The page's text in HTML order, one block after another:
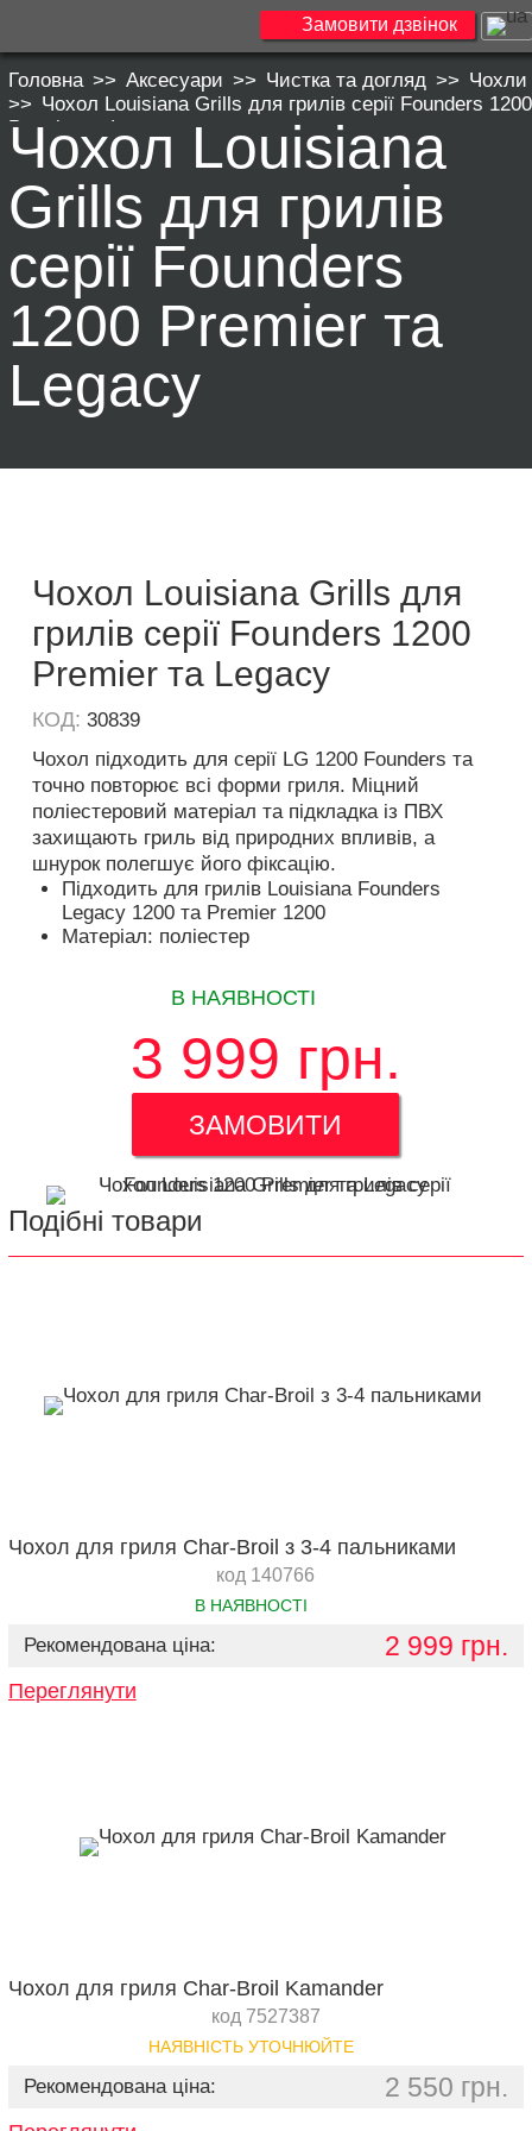
Замовити дзвінок
Головна >> Аксесуари >> Чистка та догляд >> Чохли
>> Чохол Louisiana Grills для грилів серії Founders 1200
Premier та Legacy
Чохол Louisiana
Grills для грилів
серії Founders
1200 Premier та
Legacy
Чохол Louisiana Grills для
грилів серії Founders 1200
Premier та Legacy
КОД: 30839
Чохол підходить для серії LG 1200 Founders та
точно повторює всі форми гриля. Міцний
поліестеровий матеріал та підкладка із ПВХ
захищають гриль від природних впливів, а
шнурок полегшує його фіксацію.
Підходить для грилів Louisiana Founders
Legacy 1200 та Premier 1200
Матеріал: поліестер
В НАЯВНОСТІ
3 999 грн.
ЗАМОВИТИ
Подібні товари
Чохол для гриля Char-Broil з 3-4 пальниками
код 140766
В НАЯВНОСТІ
Рекомендована ціна: 2 999 грн.
Переглянути
Чохол для гриля Char-Broil Kamander
код 7527387
НАЯВНІСТЬ УТОЧНЮЙТЕ
Рекомендована ціна: 2 550 грн.